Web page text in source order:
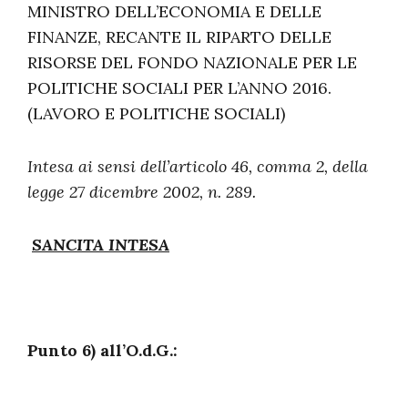
MINISTRO DELL’ECONOMIA E DELLE
FINANZE, RECANTE IL RIPARTO DELLE
RISORSE DEL FONDO NAZIONALE PER LE
POLITICHE SOCIALI PER L’ANNO 2016.
(LAVORO E POLITICHE SOCIALI)
Intesa ai sensi dell’articolo 46, comma 2, della
legge 27 dicembre 2002, n. 289.
SANCITA INTESA
Punto 6) all’O.d.G.: